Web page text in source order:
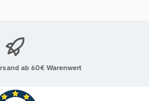
ab 60€ Warenwert